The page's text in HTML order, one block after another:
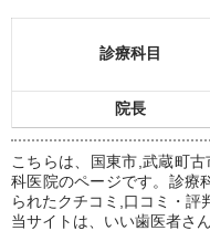
診療科目
院長
こちらは、国東市,武蔵町
科医院のページです。診療
られたクチコミ,口コミ・評
当サイトは、いい歯医者さ